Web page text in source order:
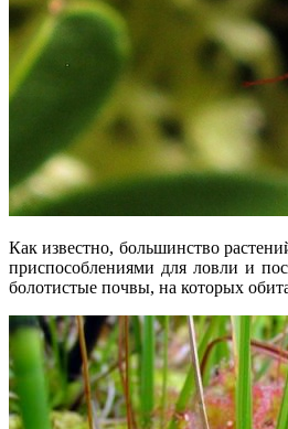
Как известно, большинство
приспособлениями для ловли и
болотистые почвы, на которых